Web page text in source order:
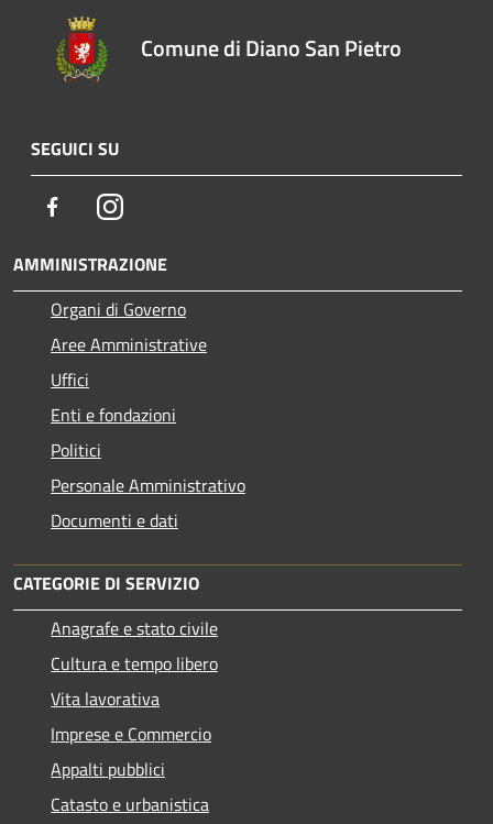
Comune di Diano San Pietro
SEGUICI SU
FacebookInstagram
AMMINISTRAZIONE
Organi di Governo
Aree Amministrative
Uffici
Enti e fondazioni
Politici
Personale Amministrativo
Documenti e dati
CATEGORIE DI SERVIZIO
Anagrafe e stato civile
Cultura e tempo libero
Vita lavorativa
Imprese e Commercio
Appalti pubblici
Catasto e urbanistica